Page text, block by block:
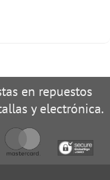
en repuestos
y electrónica.